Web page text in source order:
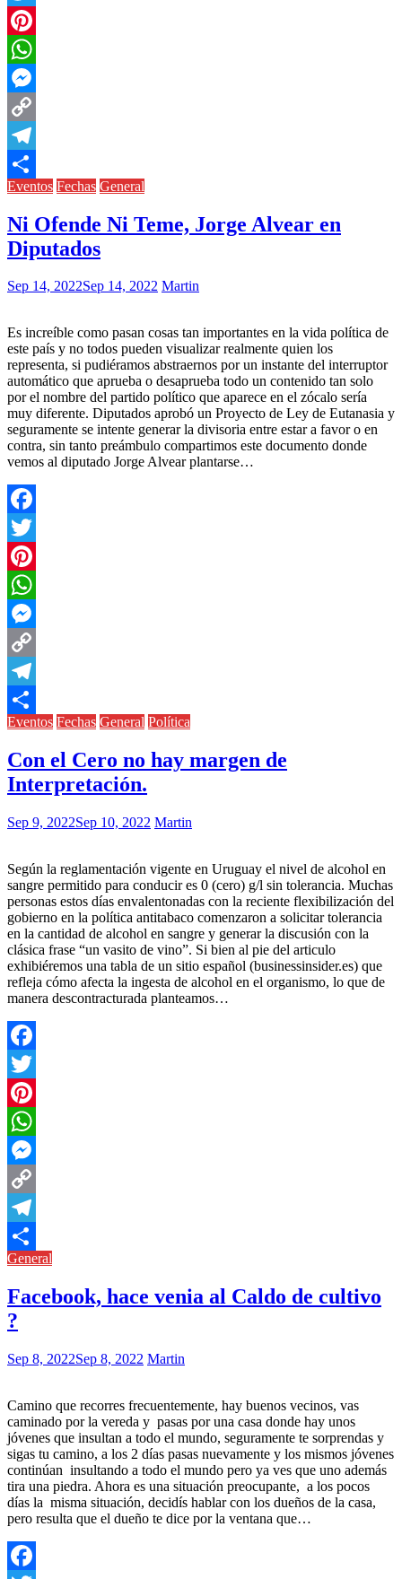
Twitter
Pinterest
WhatsApp
Messenger
Copy
Link
Telegram
Compartir
Eventos Fechas General
Ni Ofende Ni Teme, Jorge Alvear en
Diputados
Sep 14, 2022Sep 14, 2022 Martin
Es increíble como pasan cosas tan importantes en la vida política de
este país y no todos pueden visualizar realmente quien los
representa, si pudiéramos abstraernos por un instante del interruptor
automático que aprueba o desaprueba todo un contenido tan solo
por el nombre del partido político que aparece en el zócalo sería
muy diferente. Diputados aprobó un Proyecto de Ley de Eutanasia y
seguramente se intente generar la divisoria entre estar a favor o en
contra, sin tanto preámbulo compartimos este documento donde
vemos al diputado Jorge Alvear plantarse…
Facebook
Twitter
Pinterest
WhatsApp
Messenger
Copy
Link
Telegram
Compartir
Eventos Fechas General Política
Con el Cero no hay margen de
Interpretación.
Sep 9, 2022Sep 10, 2022 Martin
Según la reglamentación vigente en Uruguay el nivel de alcohol en
sangre permitido para conducir es 0 (cero) g/l sin tolerancia. Muchas
personas estos días envalentonadas con la reciente flexibilización del
gobierno en la política antitabaco comenzaron a solicitar tolerancia
en la cantidad de alcohol en sangre y generar la discusión con la
clásica frase “un vasito de vino”. Si bien al pie del articulo
exhibiéremos una tabla de un sitio español (businessinsider.es) que
refleja cómo afecta la ingesta de alcohol en el organismo, lo que de
manera descontracturada planteamos…
Facebook
Twitter
Pinterest
WhatsApp
Messenger
Copy
Link
Telegram
Compartir
General
Facebook, hace venia al Caldo de cultivo
?
Sep 8, 2022Sep 8, 2022 Martin
Camino que recorres frecuentemente, hay buenos vecinos, vas
caminado por la vereda y pasas por una casa donde hay unos
jóvenes que insultan a todo el mundo, seguramente te sorprendas y
sigas tu camino, a los 2 días pasas nuevamente y los mismos jóvenes
continúan insultando a todo el mundo pero ya ves que uno además
tira una piedra. Ahora es una situación preocupante, a los pocos
días la misma situación, decidís hablar con los dueños de la casa,
pero resulta que el dueño te dice por la ventana que…